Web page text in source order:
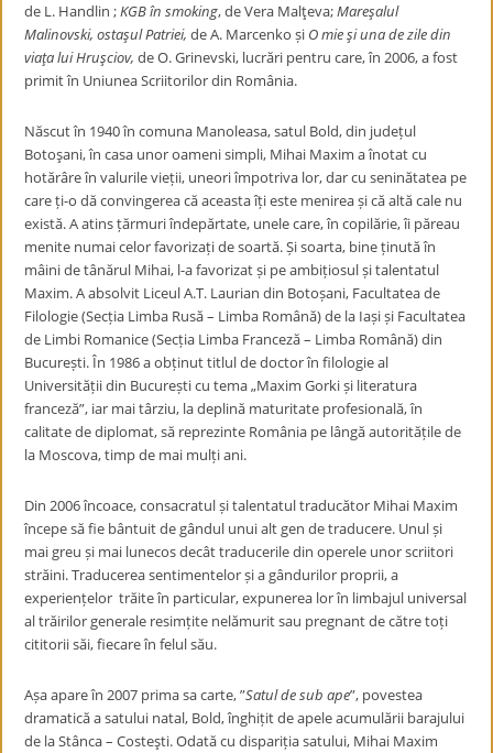
de L. Handlin ;KGB în smoking, de Vera Malţeva;Mareşalul
Malinovski, ostaşul Patriei,de A. Marcenko și O mie şi una de zile din
viaţa lui Hruşciov,de O. Grinevski, lucrări pentru care, în 2006, a fost
primit în Uniunea Scriitorilor din România.
Născut în 1940 în comuna Manoleasa, satul Bold, din județul
Botoşani, în casa unor oameni simpli, Mihai Maxim a înotat cu
hotărâre în valurile vieții, uneori împotriva lor, dar cu seninătatea pe
care ți-o dă convingerea că aceasta îți este menirea și că altă cale nu
există. A atins țărmuri îndepărtate, unele care, în copilărie, îi păreau
menite numai celor favorizați de soartă. Și soarta, bine ținută în
mâini de tânărul Mihai, l-a favorizat și pe ambițiosul și talentatul
Maxim. A absolvit Liceul A.T. Laurian din Botoșani, Facultatea de
Filologie (Secția Limba Rusă – Limba Română) de la Iași și Facultatea
de Limbi Romanice (Secția Limba Franceză – Limba Română) din
București. În 1986 a obținut titlul de doctor în filologie al
Universității din București cu tema „Maxim Gorki și literatura
franceză”, iar mai târziu, la deplină maturitate profesională, în
calitate de diplomat, să reprezinte România pe lângă autoritățile de
la Moscova, timp de mai mulți ani.
Din 2006 încoace, consacratul și talentatul traducător Mihai Maxim
începe să fie bântuit de gândul unui alt gen de traducere. Unul și
mai greu și mai lunecos decât traducerile din operele unor scriitori
străini. Traducerea sentimentelor și a gândurilor proprii, a
experiențelor trăite în particular, expunerea lor în limbajul universal
al trăirilor generale resimțite nelămurit sau pregnant de către toți
cititorii săi, fiecare în felul său.
Așa apare în 2007 prima sa carte, ”Satul de sub ape”, povestea
dramatică a satului natal, Bold, înghițit de apele acumulării barajului
de la Stânca – Costeşti. Odată cu dispariția satului, Mihai Maxim